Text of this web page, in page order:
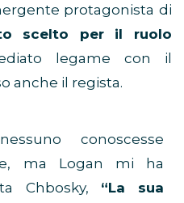
protagonista di
scelto per il ruolo
legame con il
anche il regista.
conoscesse
ma Logan mi ha
Chbosky, “La sua